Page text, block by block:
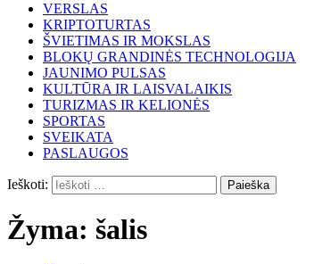
VERSLAS
KRIPTOTURTAS
ŠVIETIMAS IR MOKSLAS
BLOKŲ GRANDINĖS TECHNOLOGIJA
JAUNIMO PULSAS
KULTŪRA IR LAISVALAIKIS
TURIZMAS IR KELIONĖS
SPORTAS
SVEIKATA
PASLAUGOS
Ieškoti:
Žyma: šalis